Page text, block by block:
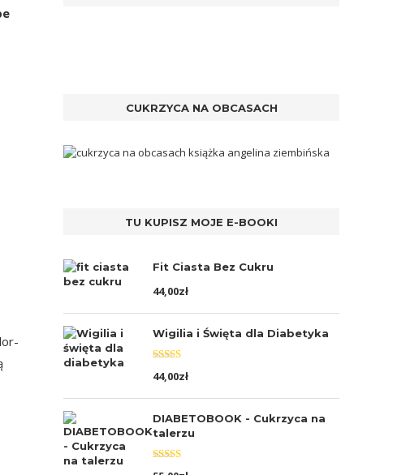
CUKRZYCA NA OBCASACH
TU KUPISZ MOJE E-BOOKI
Fit Ciasta Bez Cukru
44,00zł
Wigilia i Święta dla Diabetyka
Oceniono
5.00na 5
44,00zł
DIABETOBOOK - Cukrzyca na
talerzu
Oceniono